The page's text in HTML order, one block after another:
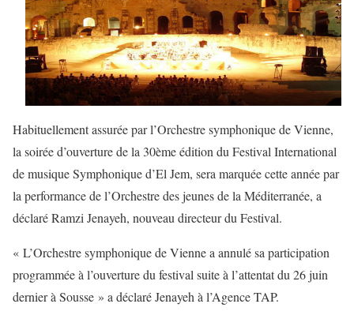
Habituellement assurée par l’Orchestre symphonique de Vienne,
la soirée d’ouverture de la 30ème édition du Festival International
de musique Symphonique d’El Jem, sera marquée cette année par
la performance de l’Orchestre des jeunes de la Méditerranée, a
déclaré Ramzi Jenayeh, nouveau directeur du Festival.
« L’Orchestre symphonique de Vienne a annulé sa participation
programmée à l’ouverture du festival suite à l’attentat du 26 juin
dernier à Sousse » a déclaré Jenayeh à l’Agence TAP.